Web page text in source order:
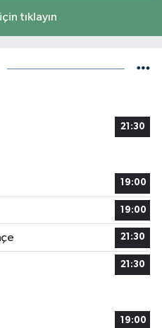
tıklayın
21:30
19:00
19:00
21:30
21:30
19:00